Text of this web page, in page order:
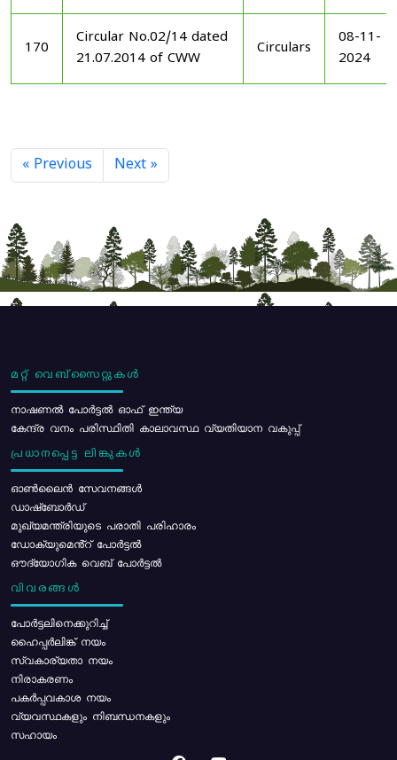
170
Circular No.02/14 dated
21.07.2014 of CWW
Circulars
08-11-
2024
« Previous Next »
മറ്റ് വെബ്സൈറ്റുകൾ
നാഷണൽ പോർട്ടൽ ഓഫ് ഇന്ത്യ
കേന്ദ്ര വനം പരിസ്ഥിതി കാലാവസ്ഥ വ്യതിയാന വകുപ്പ്
പ്രധാനപ്പെട്ട ലിങ്കുകൾ
ഓൺലൈൻ സേവനങ്ങൾ
ഡാഷ്ബോർഡ്
മുഖ്യമന്ത്രിയുടെ പരാതി പരിഹാരം
ഡോക്യുമെൻ്റ് പോർട്ടൽ
ഔദ്യോഗിക വെബ് പോർട്ടൽ
വിവരങ്ങൾ
പോര്‍ട്ടലിനെക്കുറിച്ച്
ഹൈപ്പർലിങ്ക് നയം
സ്വകാര്യതാ നയം
നിരാകരണം
പകർപ്പവകാശ നയം
വ്യവസ്ഥകളും നിബന്ധനകളും
സഹായം